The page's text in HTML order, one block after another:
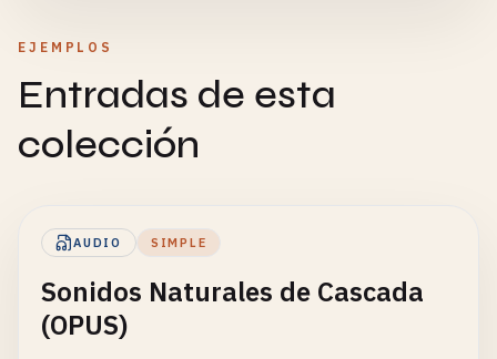
EJEMPLOS
Entradas de esta
colección
AUDIO SIMPLE
Sonidos Naturales de Cascada
(OPUS)